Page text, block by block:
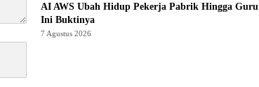
AI AWS Ubah Hidup Pekerja Pabrik Hingga Guru
Ini Buktinya
7 Agustus 2026